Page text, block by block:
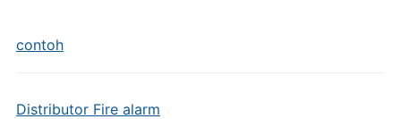
contoh
Distributor Fire alarm